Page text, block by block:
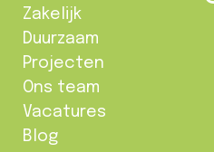
Zakelijk
Duurzaam
Projecten
Ons team
Vacatures
Blog